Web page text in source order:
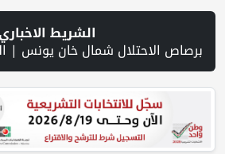
الشريط الاخباري